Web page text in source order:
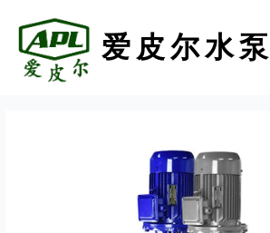
爱皮尔水泵